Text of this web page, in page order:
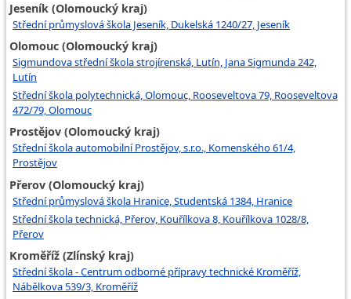
Jeseník (Olomoucký kraj)
Střední průmyslová škola Jeseník, Dukelská 1240/27, Jeseník
Olomouc (Olomoucký kraj)
Sigmundova střední škola strojírenská, Lutín, Jana Sigmunda 242,
Lutín
Střední škola polytechnická, Olomouc, Rooseveltova 79, Rooseveltova
472/79, Olomouc
Prostějov (Olomoucký kraj)
Střední škola automobilní Prostějov, s.r.o., Komenského 61/4,
Prostějov
Přerov (Olomoucký kraj)
Střední průmyslová škola Hranice, Studentská 1384, Hranice
Střední škola technická, Přerov, Kouřílkova 8, Kouřílkova 1028/8,
Přerov
Kroměříž (Zlínský kraj)
Střední škola - Centrum odborné přípravy technické Kroměříž,
Nábělkova 539/3, Kroměříž